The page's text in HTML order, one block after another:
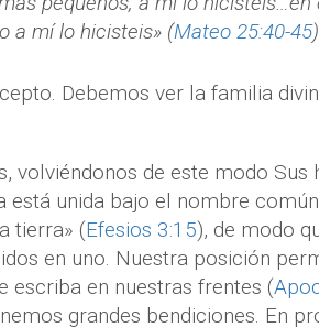
a mí lo hicisteis» (Mateo 25:40-45
Debemos ver la familia
volviéndonos de este modo Sus
está unida bajo el nombre
tierra» (Efesios 3:15), de modo
en uno. Nuestra posición
escriba en nuestras frentes (
grandes bendiciones. En